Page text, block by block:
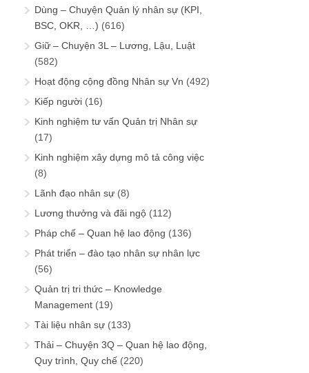
Dùng – Chuyện Quản lý nhân sự (KPI,
BSC, OKR, …) (616)
Giữ – Chuyện 3L – Lương, Lậu, Luật
(582)
Hoạt động cộng đồng Nhân sự Vn (492)
Kiếp người (16)
Kinh nghiệm tư vấn Quản trị Nhân sự
(17)
Kinh nghiệm xây dựng mô tả công việc
(8)
Lãnh đạo nhân sự (8)
Lương thưởng và đãi ngộ (112)
Pháp chế – Quan hệ lao động (136)
Phát triển – đào tạo nhân sự nhân lực
(56)
Quản trị tri thức – Knowledge
Management (19)
Tài liệu nhân sự (133)
Thải – Chuyện 3Q – Quan hệ lao động,
Quy trình, Quy chế (220)